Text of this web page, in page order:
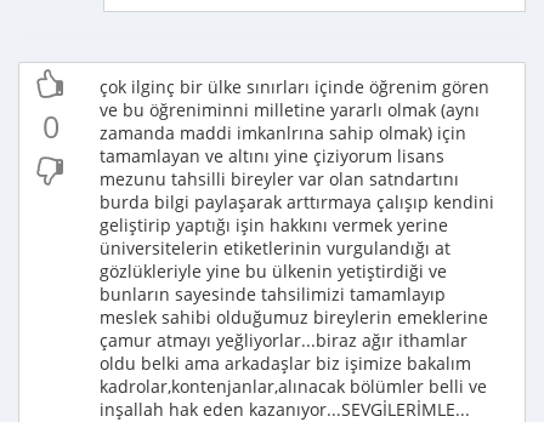
0
çok ilginç bir ülke sınırları içinde öğrenim gören
ve bu öğreniminni milletine yararlı olmak (aynı
zamanda maddi imkanlrına sahip olmak) için
tamamlayan ve altını yine çiziyorum lisans
mezunu tahsilli bireyler var olan satndartını
burda bilgi paylaşarak arttırmaya çalışıp kendini
geliştirip yaptığı işin hakkını vermek yerine
üniversitelerin etiketlerinin vurgulandığı at
gözlükleriyle yine bu ülkenin yetiştirdiği ve
bunların sayesinde tahsilimizi tamamlayıp
meslek sahibi olduğumuz bireylerin emeklerine
çamur atmayı yeğliyorlar...biraz ağır ithamlar
oldu belki ama arkadaşlar biz işimize bakalım
kadrolar,kontenjanlar,alınacak bölümler belli ve
inşallah hak eden kazanıyor...SEVGİLERİMLE...